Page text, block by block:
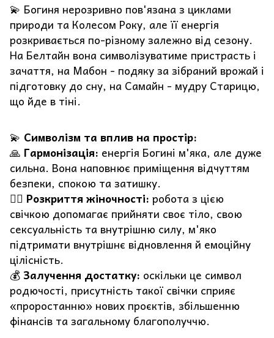
💫 Богиня нерозривно пов'язана з циклами
природи та Колесом Року, але її енергія
розкривається по-різному залежно від сезону.
На Белтайн вона символізуватиме пристрасть і
зачаття, на Мабон - подяку за зібраний врожай і
підготовку до сну, на Самайн - мудру Старицю,
що йде в тіні.
💫 Символізм та вплив на простір:
🙏 Гармонізація: енергія Богині м'яка, але дуже
сильна. Вона наповнює приміщення відчуттям
безпеки, спокою та затишку.
🧘‍♀️ Розкриття жіночності: робота з цією
свічкою допомагає прийняти своє тіло, свою
сексуальність та внутрішню силу, м'яко
підтримати внутрішнє відновлення й емоційну
цілісність.
💰 Залучення достатку: оскільки це символ
родючості, присутність такої свічки сприяє
«проростанню» нових проєктів, збільшенню
фінансів та загальному благополуччю.